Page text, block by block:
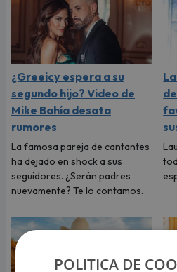
¿Greeicy espera a su
segundo hijo? Video de
Mike Bahía desata
rumores
La famosa pareja de cantantes
ha dejado en shock a sus
seguidores. ¿Serán padres
nuevamente? Te lo contamos.
POLITICA DE